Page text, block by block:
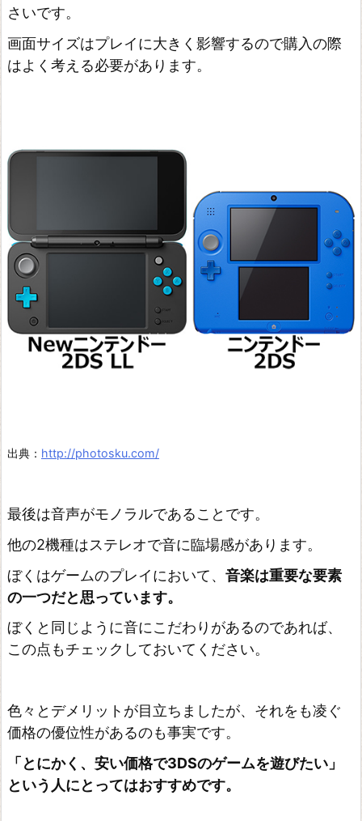
さいです。
画面サイズはプレイに大きく影響するので購入の際
はよく考える必要があります。
出典： http://photosku.com/
最後は音声がモノラルであることです。
他の2機種はステレオで音に臨場感があります。
ぼくはゲームのプレイにおいて、 音楽は重要な要素
の一つだと思っています。
ぼくと同じように音にこだわりがあるのであれば、
この点もチェックしておいてください。
色々とデメリットが目立ちましたが、それをも凌ぐ
価格の優位性があるのも事実です。
「とにかく、安い価格で3DSのゲームを遊びたい」
という人にとってはおすすめです。